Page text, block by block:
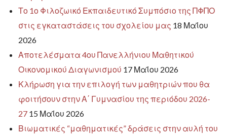
Το 1ο Φιλοζωικό Εκπαιδευτικό Συμπόσιο της ΠΦΠΟ
στις εγκαταστάσεις του σχολείου μας 18 Μαΐου
2026
Αποτελέσματα 4ου Πανελλήνιου Μαθητικού
Οικονομικού Διαγωνισμού 17 Μαΐου 2026
Κλήρωση για την επιλογή των μαθητριών που θα
φοιτήσουν στην Α΄ Γυμνασίου της περιόδου 2026-
27 15 Μαΐου 2026
Βιωματικές “μαθηματικές” δράσεις στην αυλή του